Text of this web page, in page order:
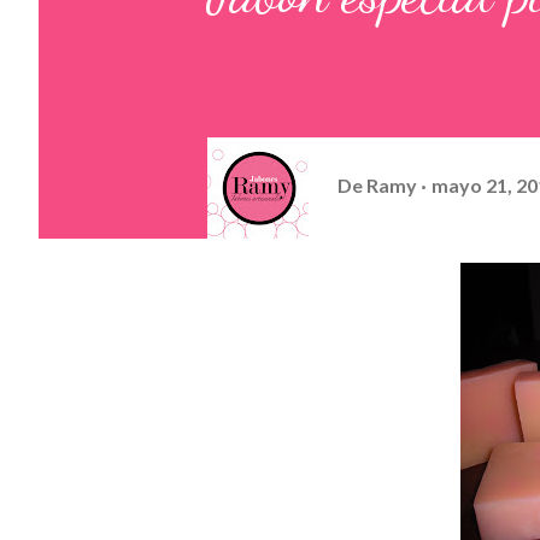
De Ramy mayo 21,